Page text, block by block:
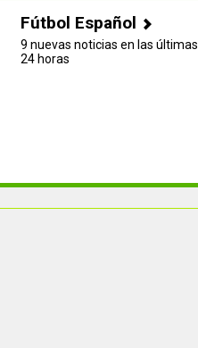
Fútbol Español
9 nuevas noticias en las últimas
24 horas